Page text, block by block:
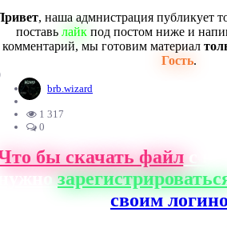
, наша адмнистрация публикует
поставь лайкпод постом ниже и
комментарий, мы готовим материал
Гость.
brb.wizard
1 317
0
бы скачать файлс
своим